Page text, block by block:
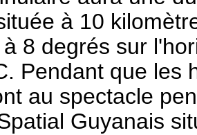
à 10
8 degrés sur
Pendant que les
au spectacle
Guyanais